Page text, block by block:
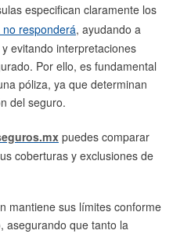
especifican claramente los
responderá, ayudando a
evitando interpretaciones
Por ello, es fundamental
póliza, ya que determinan
del seguro.
puedes comparar
coberturas y exclusiones de
mantiene sus límites conforme
asegurando que tanto la